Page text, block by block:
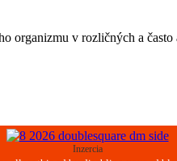
organizmu v rozličných a
Inzercia